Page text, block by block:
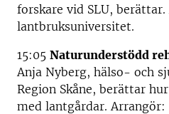
forskare vid SLU,
lantbruksuniversitet.
15:05 Naturunderstödd
Anja Nyberg, hälso- och
Region Skåne, berättar
med lantgårdar. Arrangör: